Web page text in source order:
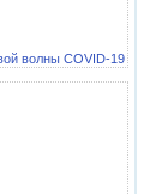
волны COVID-19